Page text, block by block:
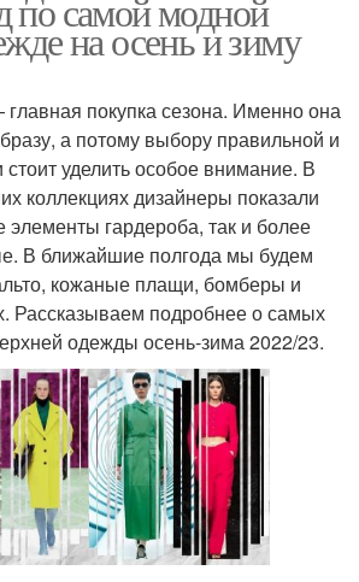
по самой модной
на осень и зиму
покупка сезона. Именно она
а потому выбору правильной и
уделить особое внимание. В
коллекциях дизайнеры показали
гардероба, так и более
В ближайшие полгода мы будем
кожаные плащи, бомберы и
Рассказываем подробнее о самых
одежды осень-зима 2022/23.